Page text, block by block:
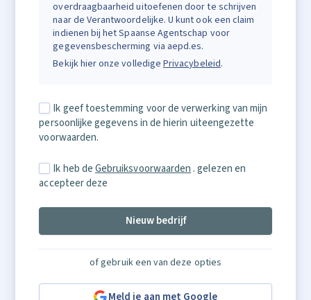
overdraagbaarheid uitoefenen door te schrijven
naar de Verantwoordelijke. U kunt ook een claim
indienen bij het Spaanse Agentschap voor
gegevensbescherming via aepd.es.
Bekijk hier onze volledigePrivacybeleid.
Ik geef toestemming voor de verwerking van mijn
persoonlijke gegevens in de hierin uiteengezette
voorwaarden.
Ik heb deGebruiksvoorwaarden . gelezen en
accepteer deze
Nieuw bedrijf
of gebruik een van deze opties
Meld je aan met Google